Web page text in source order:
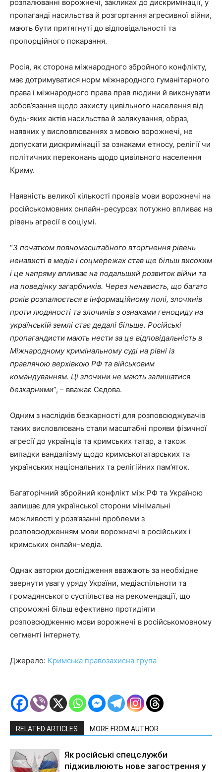
розпалюванні ворожнечі, закликах до дискримінації, у
пропаганді насильства й розгортання агресивної війни,
мають бути притягнуті до відповідальності та
пропорційного покарання.
Росія, як сторона міжнародного збройного конфлікту,
має дотримуватися норм міжнародного гуманітарного
права і міжнародного права прав людини й виконувати
зобов’язання щодо захисту цивільного населення від
будь-яких актів насильства й залякування, образ,
наявних у висловлюваннях з мовою ворожнечі, не
допускати дискримінації за ознаками етносу, релігії чи
політичних переконань щодо цивільного населення
Криму.
Наявність великої кількості проявів мови ворожнечі на
російськомовних онлайн-ресурсах потужно впливає на
рівень агресії в соціумі.
“З початком повномасштабного вторгнення рівень
ненависті в медіа і соцмережах став ще більш високим
і це напряму впливає на подальший розвиток війни та
на поведінку загарбників. Через ненависть, що багато
років розпалюється в інформаційному полі, злочинів
проти людяності та злочинів з ознаками геноциду на
українській землі стає дедалі більше. Російські
пропагандисти мають нести за це відповідальність в
Міжнародному кримінальному суді на рівні із
правлячою верхівкою РФ та військовим
командуванням. Ці злочини не мають залишатися
безкарними”, – вважає Сєдова.
Одним з наслідків безкарності для розповсюджувачів
таких висловлювань стали масштабні прояви фізичної
агресії до українців та кримських татар, а також
випадки вандалізму щодо кримськотатарських та
українських національних та релігійних пам’яток.
Багаторічний збройний конфлікт між РФ та Україною
залишає для української сторони мінімальні
можливості у розв’язанні проблеми з
розповсюдженням мови ворожнечі в російських і
кримських онлайн-медіа.
Однак авторки дослідження вважають за необхідне
звернути увагу уряду України, медіаспільноти та
громадянського суспільства на рекомендації, що
спроможні більш ефективно протидіяти
розповсюдженню мови ворожнечі в російськомовному
сегменті інтернету.
Джерело: Кримська правозахисна група
RELATED ARTICLES MORE FROM AUTHOR
Як російські спецслужби
підживлюють нове загострення у